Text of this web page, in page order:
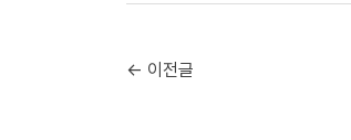
← 이전글